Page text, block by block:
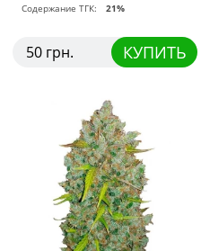
Содержание ТГК:
21%
50 грн. КУПИТЬ